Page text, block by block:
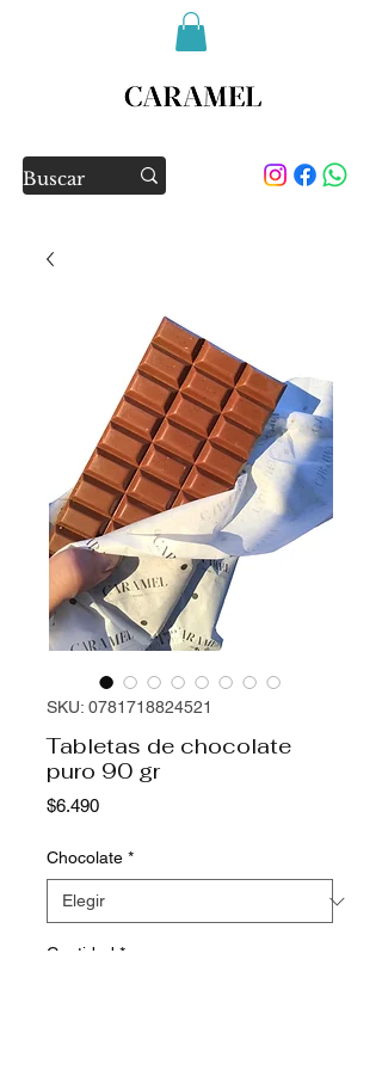
SKU: 0781718824521
Tabletas de chocolate
puro 90 gr
$6.490Precio
Chocolate *
Cantidad *